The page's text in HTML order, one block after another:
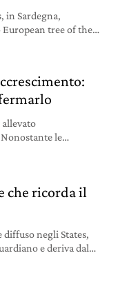
in Sardegna,
tree of the
“The heart of
le
che ricorda il
diffuso negli States,
e deriva dal